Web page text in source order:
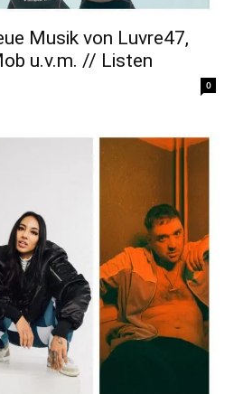
Musik von Luvre47,
u.v.m. // Listen
0